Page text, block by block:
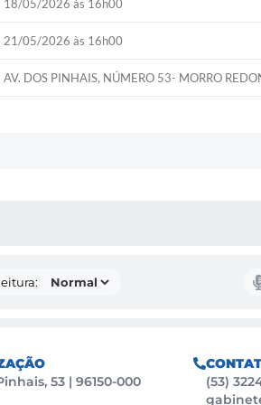
18/05/2026 às 16h00
21/05/2026 às 16h00
AV. DOS PINHAIS, NÚMERO 53- MORRO
53 | 96150-000
(53)